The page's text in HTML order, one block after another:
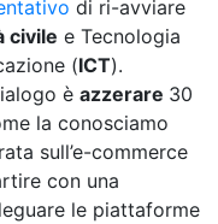
di ri-avviare
civile e Tecnologia
(ICT).
è azzerare 30
la conosciamo
sull’e-commerce
con una
le piattaforme